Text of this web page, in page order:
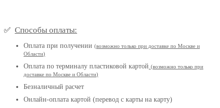
✅ Способы оплаты:
Оплата при получении (возможно только при доставке по Москве и
Области)
Оплата по терминалу пластиковой картой (возможно только при
доставке по Москве и Области)
Безналичный расчет
Онлайн-оплата картой (перевод с карты на карту)